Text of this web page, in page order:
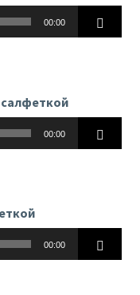
00:00
00:00
00:00